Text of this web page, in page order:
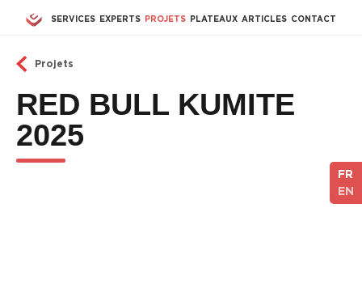
Aller au contenu principal
SERVICES EXPERTS PROJETS PLATEAUX ARTICLES CONTACT
FR
EN
Projets
RED BULL KUMITE
2025